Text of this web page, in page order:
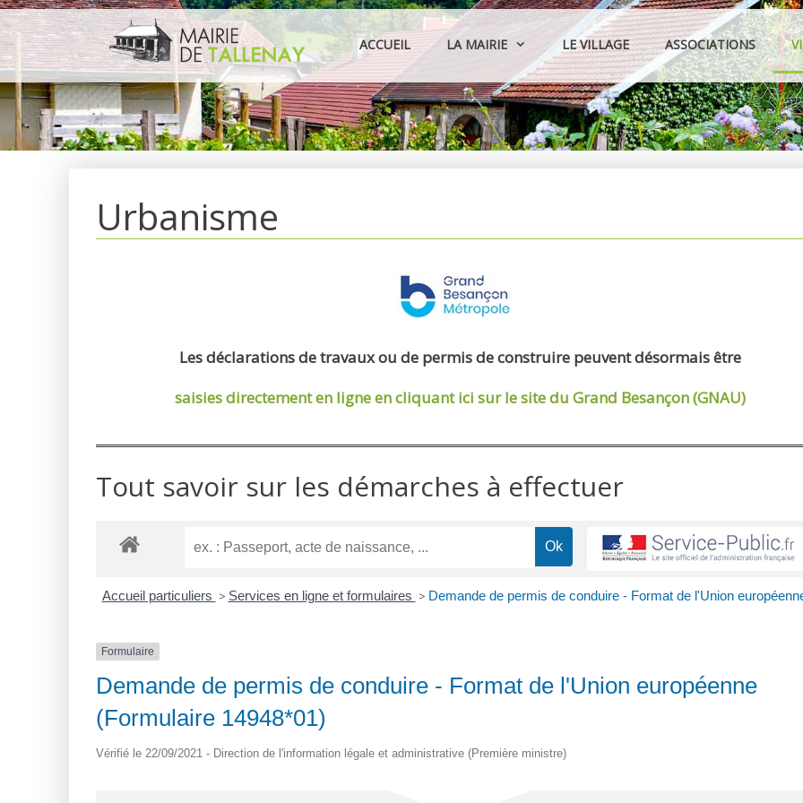
Aller
au
contenu
ACCUEIL LA MAIRIE LE VILLAGE ASSOCIATIONS
Urbanisme
Les déclarations de travaux ou de permis de construire peuvent désormais être
saisies directement en ligneen cliquant ici sur le site du Grand Besançon (GNAU)
Tout savoir sur les démarches à effectuer
Accueil particuliers > Services en ligne et formulaires > Demande de permis de conduire - Format de l'Union
Formulaire
Demande de permis de conduire - Format de l'Union européenne
(Formulaire 14948*01)
Vérifié le 22/09/2021 - Direction de l'information légale et administrative (Première ministre)